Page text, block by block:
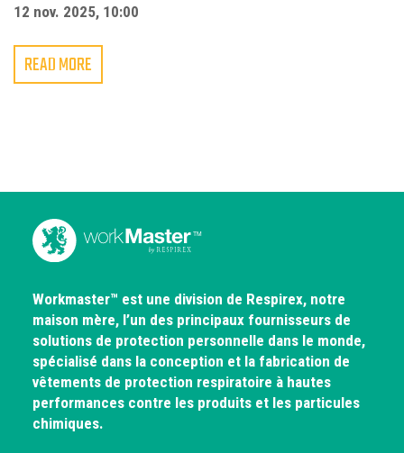
12 nov. 2025, 10:00
READ MORE
Workmaster™ est une division de Respirex, notre
maison mère, l’un des principaux fournisseurs de
solutions de protection personnelle dans le monde,
spécialisé dans la conception et la fabrication de
vêtements de protection respiratoire à hautes
performances contre les produits et les particules
chimiques.